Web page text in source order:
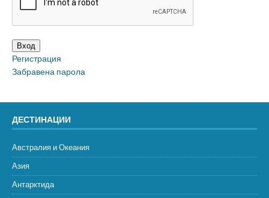
Вход
Регистрация
Забравена парола
ДЕСТИНАЦИИ
Австралия и Океания
Азия
Антарктида